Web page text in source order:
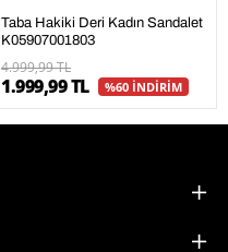
Taba Hakiki Deri Kadın Sandalet
K05907001803
4.999,99 TL
1.999,99 TL %60 İNDİRİM